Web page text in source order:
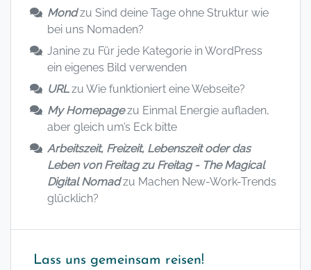
Mondzu Sind deine Tage ohne Struktur wie
bei uns Nomaden?
Janine zu Für jede Kategorie in WordPress
ein eigenes Bild verwenden
URLzu Wie funktioniert eine Webseite?
My Homepagezu Einmal Energie aufladen,
aber gleich um’s Eck bitte
Arbeitszeit, Freizeit, Lebenszeit oder das
Leben von Freitag zu Freitag - The Magical
Digital Nomadzu Machen New-Work-Trends
glücklich?
Lass uns gemeinsam reisen!